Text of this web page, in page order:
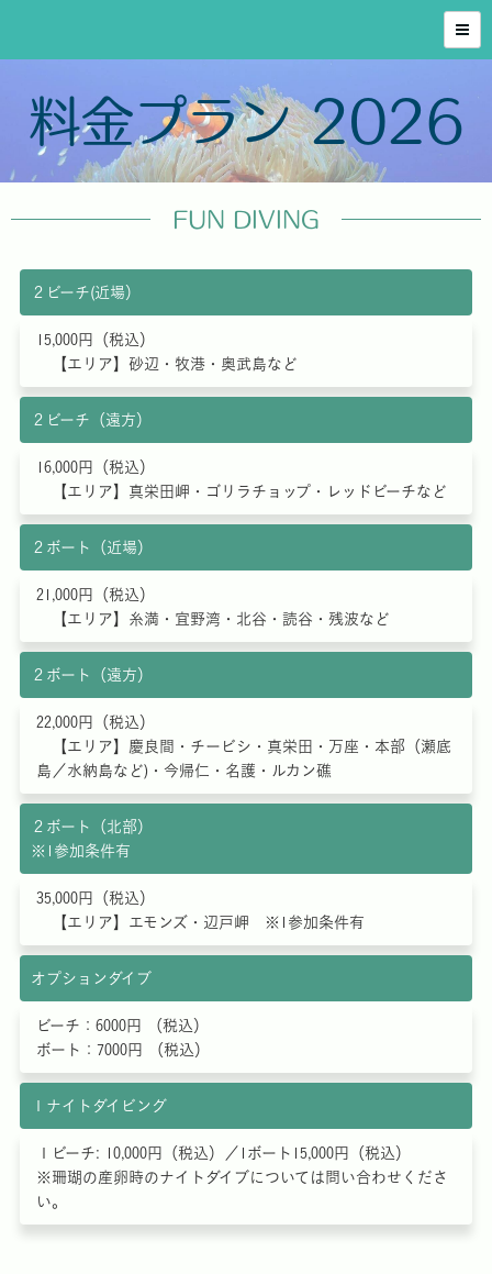
料金プラン 2026
FUN DIVING
２ビーチ(近場）
15,000円（税込）
【エリア】砂辺・牧港・奥武島など
２ビーチ（遠方）
16,000円（税込）
【エリア】真栄田岬・ゴリラチョップ・レッドビーチなど
２ボート（近場）
21,000円（税込）
【エリア】糸満・宜野湾・北谷・読谷・残波など
２ボート（遠方）
22,000円（税込）
【エリア】慶良間・チービシ・真栄田・万座・本部（瀬底
島／水納島など)・今帰仁・名護・ルカン礁
２ボート（北部）
※1参加条件有
35,000円（税込）
【エリア】エモンズ・辺戸岬 ※1参加条件有
オプションダイブ
ビーチ：6000円 （税込）
ボート：7000円 （税込）
１ナイトダイビング
１ビーチ: 10,000円（税込）／1ボート15,000円（税込）
※珊瑚の産卵時のナイトダイブについては問い合わせくださ
い。